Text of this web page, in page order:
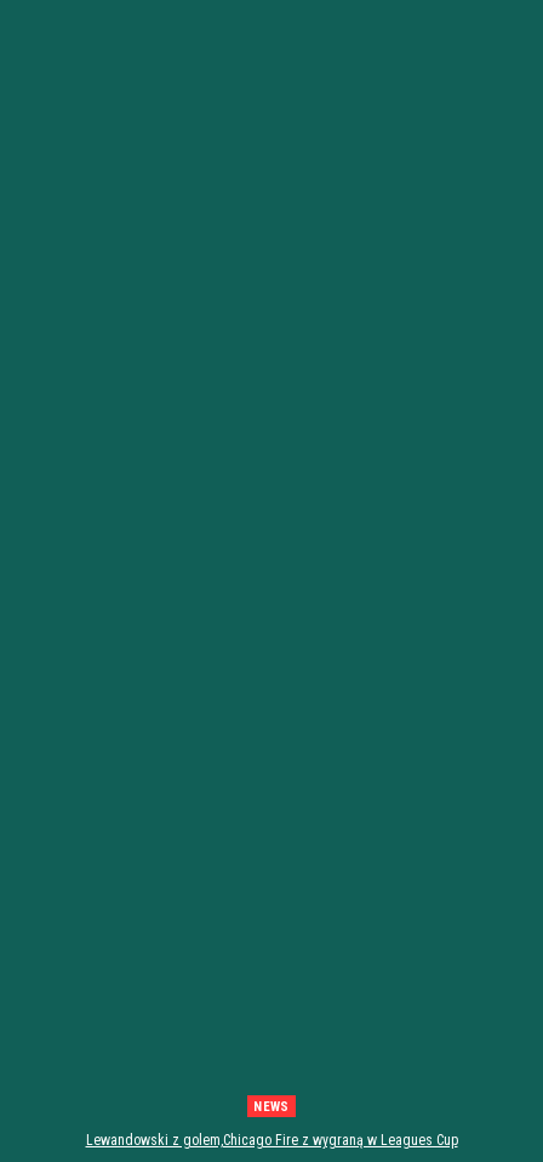
NEWS
Lewandowski z golem,Chicago Fire z wygraną w Leagues Cup